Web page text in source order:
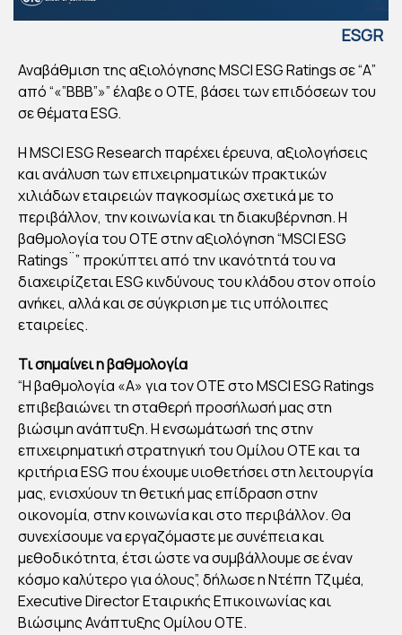
ESGR
ΟΤ
ΑΒ
ΜΙΣ
Σ
ΗΣ
CI
ES
TIN
GS
Αναβάθμιση της αξιολόγησης MSCI ESG Ratings σε “Α”
από “«”ΒΒΒ”»” έλαβε ο ΟΤΕ, βάσει των επιδόσεων του
σε θέματα ESG.
Η MSCI ESG Research παρέχει έρευνα, αξιολογήσεις
και ανάλυση των επιχειρηματικών πρακτικών
χιλιάδων εταιρειών παγκοσμίως σχετικά με το
περιβάλλον, την κοινωνία και τη διακυβέρνηση. Η
βαθμολογία του ΟΤΕ στην αξιολόγηση “MSCI ESG
Ratings¨” προκύπτει από την ικανότητά του να
διαχειρίζεται ESG κινδύνους του κλάδου στον οποίο
ανήκει, αλλά και σε σύγκριση με τις υπόλοιπες
εταιρείες.
Τι σημαίνει η βαθμολογία
“H βαθμολογία «Α» για τον ΟΤΕ στο MSCI ESG Ratings
επιβεβαιώνει τη σταθερή προσήλωσή μας στη
βιώσιμη ανάπτυξη. Η ενσωμάτωσή της στην
επιχειρηματική στρατηγική του Ομίλου ΟΤΕ και τα
κριτήρια ESG που έχουμε υιοθετήσει στη λειτουργία
μας, ενισχύουν τη θετική μας επίδραση στην
οικονομία, στην κοινωνία και στο περιβάλλον. Θα
συνεχίσουμε να εργαζόμαστε με συνέπεια και
μεθοδικότητα, έτσι ώστε να συμβάλλουμε σε έναν
κόσμο καλύτερο για όλους”, δήλωσε η Ντέπη Τζιμέα,
Executive Director Εταιρικής Επικοινωνίας και
Βιώσιμης Ανάπτυξης Ομίλου ΟΤΕ.